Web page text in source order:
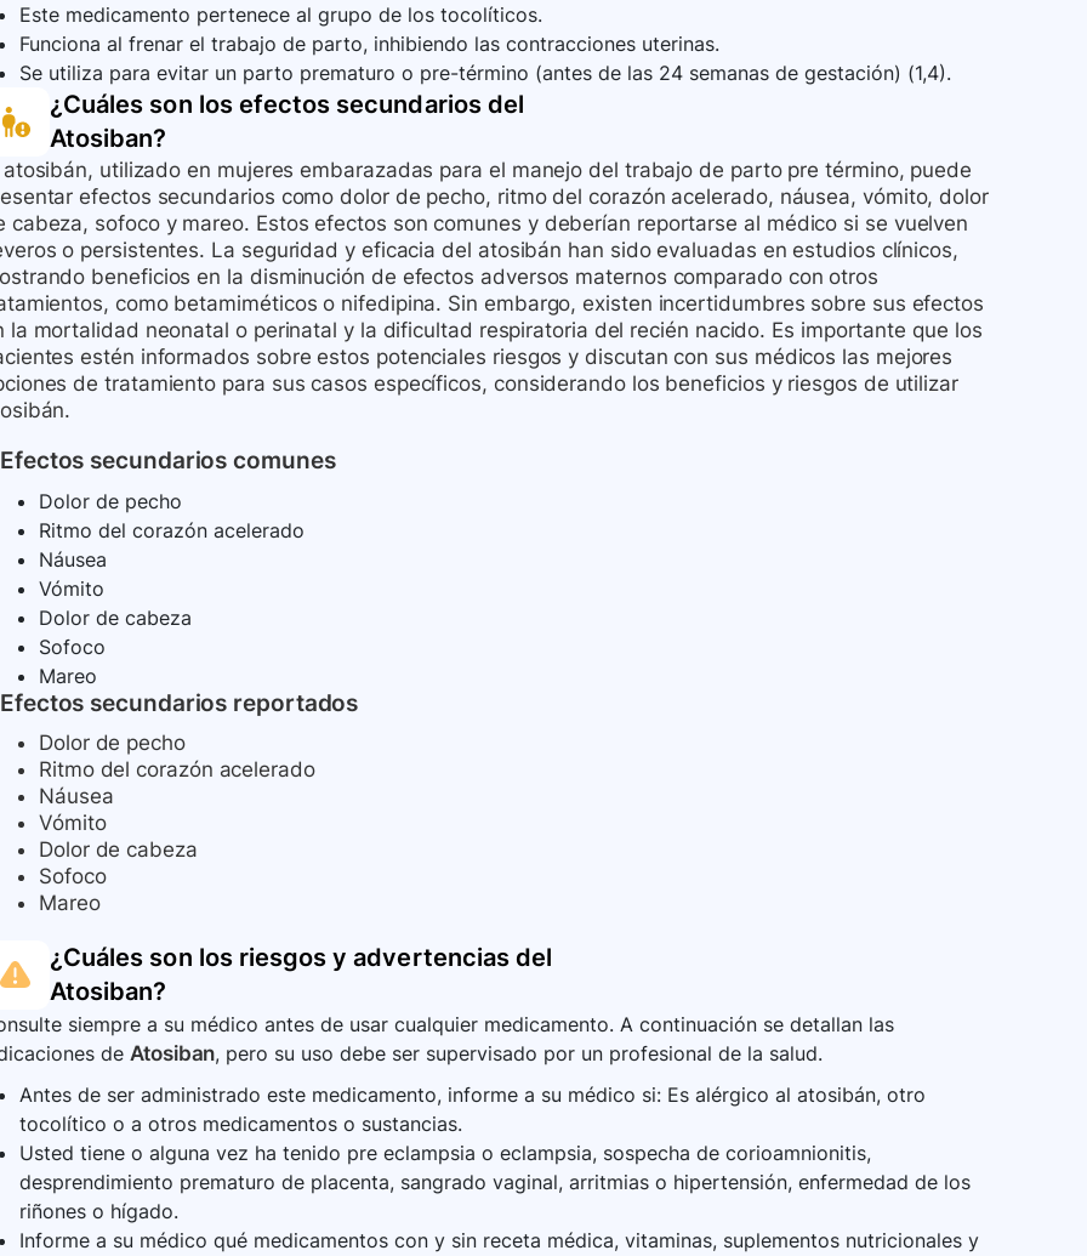
Este medicamento pertenece al grupo de los tocolíticos.
Funciona al frenar el trabajo de parto, inhibiendo las contracciones uterinas.
Se utiliza para evitar un parto prematuro o pre-término (antes de las 24 semanas de gestación) (1,4).
¿Cuáles son los efectos secundarios del
Atosiban?
atosibán, utilizado en mujeres embarazadas para el manejo del trabajo de parto pre término, puede
efectos secundarios como dolor de pecho, ritmo del corazón acelerado, náusea, vómito, dolor
cabeza, sofoco y mareo. Estos efectos son comunes y deberían reportarse al médico si se vuelven
o persistentes. La seguridad y eficacia del atosibán han sido evaluadas en estudios clínicos,
beneficios en la disminución de efectos adversos maternos comparado con otros
como betamiméticos o nifedipina. Sin embargo, existen incertidumbres sobre sus efectos
la mortalidad neonatal o perinatal y la dificultad respiratoria del recién nacido. Es importante que los
estén informados sobre estos potenciales riesgos y discutan con sus médicos las mejores
de tratamiento para sus casos específicos, considerando los beneficios y riesgos de utilizar
Efectos secundarios comunes
Dolor de pecho
Ritmo del corazón acelerado
Náusea
Vómito
Dolor de cabeza
Sofoco
Mareo
Efectos secundarios reportados
Dolor de pecho
Ritmo del corazón acelerado
Náusea
Vómito
Dolor de cabeza
Sofoco
Mareo
¿Cuáles son los riesgos y advertencias del
Atosiban?
siempre a su médico antes de usar cualquier medicamento. A continuación se detallan las
de Atosiban, pero su uso debe ser supervisado por un profesional de la salud.
Antes de ser administrado este medicamento, informe a su médico si: Es alérgico al atosibán, otro
tocolítico o a otros medicamentos o sustancias.
Usted tiene o alguna vez ha tenido pre eclampsia o eclampsia, sospecha de corioamnionitis,
desprendimiento prematuro de placenta, sangrado vaginal, arritmias o hipertensión, enfermedad de los
riñones o hígado.
Informe a su médico qué medicamentos con y sin receta médica, vitaminas, suplementos nutricionales y